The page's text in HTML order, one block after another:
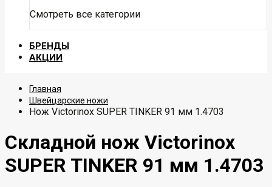
Смотреть все категории
БРЕНДЫ
АКЦИИ
Главная
Швейцарские ножи
Нож Victorinox SUPER TINKER 91 мм 1.4703
Складной нож Victorinox
SUPER TINKER 91 мм 1.4703